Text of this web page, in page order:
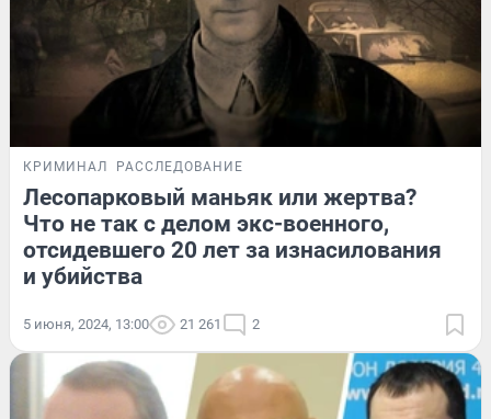
КРИМИНАЛ РАССЛЕДОВАНИЕ
Лесопарковый маньяк или жертва?
Что не так с делом экс-военного,
отсидевшего 20 лет за изнасилования
и убийства
5 июня, 2024, 13:00 21 261 2